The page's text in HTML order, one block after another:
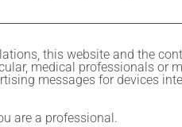
this website and the
medical professionals or
messages for devices
are a professional.